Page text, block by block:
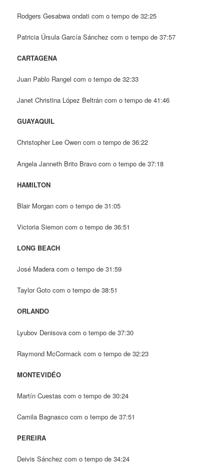
Rodgers Gesabwa ondati com o tempo de 32:25
Patricia Úrsula García Sánchez com o tempo de 37:57
CARTAGENA
Juan Pablo Rangel com o tempo de 32:33
Janet Christina López Beltrán com o tempo de 41:46
GUAYAQUIL
Christopher Lee Owen com o tempo de 36:22
Angela Janneth Brito Bravo com o tempo de 37:18
HAMILTON
Blair Morgan com o tempo de 31:05
Victoria Siemon com o tempo de 36:51
LONG BEACH
José Madera com o tempo de 31:59
Taylor Goto com o tempo de 38:51
ORLANDO
Lyubov Denisova com o tempo de 37:30
Raymond McCormack com o tempo de 32:23
MONTEVIDÉO
Martín Cuestas com o tempo de 30:24
Camila Bagnasco com o tempo de 37:51
PEREIRA
Deivis Sánchez com o tempo de 34:24